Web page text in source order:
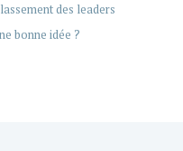
des leaders
bonne idée ?